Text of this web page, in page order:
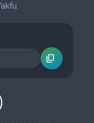
content_copy